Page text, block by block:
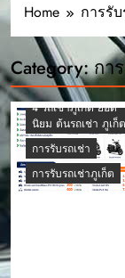
Home การรั
Category:กา
4 รถเช่าภูเก็ต ยอด
นิยม ต้นรถเช่า ภูเก็ต
การรับรถเช่า
การรับรถเช่าภูเก็ต